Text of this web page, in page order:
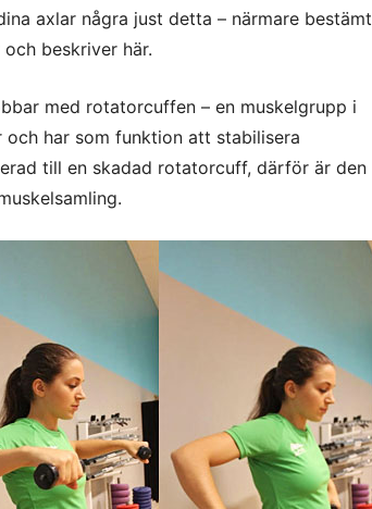
axlar några just detta – närmare bestämt
beskriver här.
med rotatorcuffen – en muskelgrupp i
har som funktion att stabilisera
till en skadad rotatorcuff, därför är den